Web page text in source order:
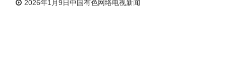
2026年1月9日中国有色网络电视新闻